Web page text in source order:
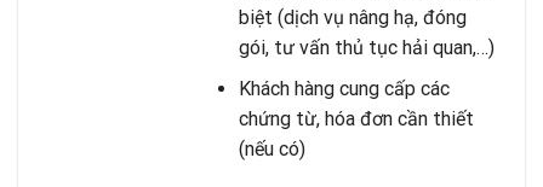
biệt (dịch vụ nâng hạ, đóng
gói, tư vấn thủ tục hải quan,…)
Khách hàng cung cấp các
chứng từ, hóa đơn cần thiết
(nếu có)